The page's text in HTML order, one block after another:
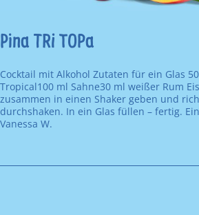
Pina TRi TOPa
Cocktail mit Alkohol Zutaten für ein Glas
Tropical100 ml Sahne30 ml weißer Rum
zusammen in einen Shaker geben und
durchshaken. In ein Glas füllen – fertig.
Vanessa W.